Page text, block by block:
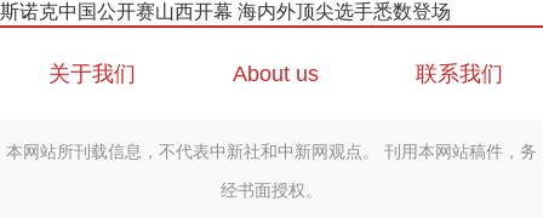
斯诺克中国公开赛山西开幕 海内外顶尖选手悉数登场
关于我们 About us 联系我们
本网站所刊载信息，不代表中新社和中新网观点。 刊用本网站稿件，务
经书面授权。